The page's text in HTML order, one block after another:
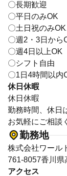
〇長期歓迎
〇平日のみOK
〇土日祝のみOK
〇週2・3日から
〇週4日以上OK
〇シフト自由
〇1日4時間以内
休日休暇
休日休暇
勤務時間、休日
お気軽にご相談
勤務地
株式会社ワール
761-8057香川県
アクセス